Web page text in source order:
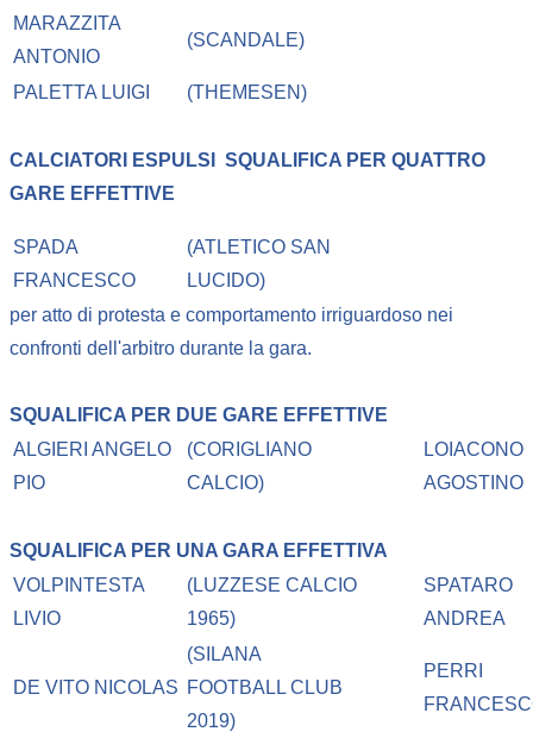
MARAZZITA
ANTONIO
(SCANDALE)
PALETTA LUIGI (THEMESEN)
CALCIATORI ESPULSI
SQUALIFICA PER QUATTRO
GARE EFFETTIVE
SPADA
FRANCESCO
(ATLETICO SAN
LUCIDO)
per atto di protesta e comportamento irriguardoso nei
confronti dell'arbitro durante la gara.
SQUALIFICA PER DUE GARE EFFETTIVE
ALGIERI ANGELO
PIO
(CORIGLIANO
CALCIO)
LOIACONO
AGOSTINO
SQUALIFICA PER UNA GARA EFFETTIVA
VOLPINTESTA
LIVIO
(LUZZESE CALCIO
1965)
SPATARO
ANDREA
DE VITO NICOLAS
(SILANA
FOOTBALL CLUB
2019)
PERRI